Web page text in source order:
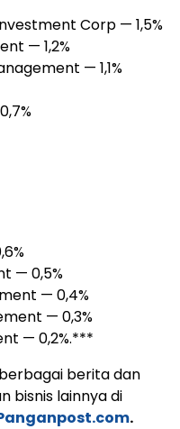
Corp — 1,5%
— 1,2%
— 1,1%
— 0,5%
— 0,4%
— 0,3%
— 0,2%.***
berita dan
bisnis lainnya di
.